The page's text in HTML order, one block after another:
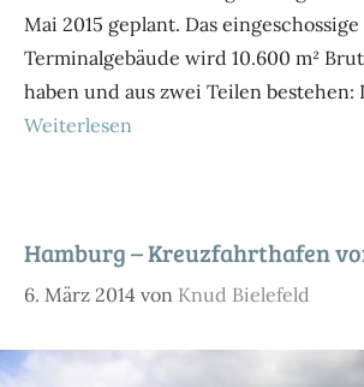
Mai 2015 geplant. Das eingeschossige
Terminalgebäude wird 10.600 m²
haben und aus zwei Teilen bestehen:
Weiterlesen
Hamburg – Kreuzfahrthafen
6. März 2014 von Knud Bielefeld